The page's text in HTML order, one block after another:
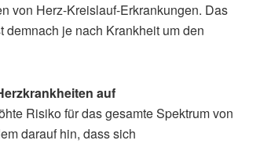
von Herz-Kreislauf-Erkrankungen. Das
je nach Krankheit um den
auf
Risiko für das gesamte Spektrum von
darauf hin, dass sich